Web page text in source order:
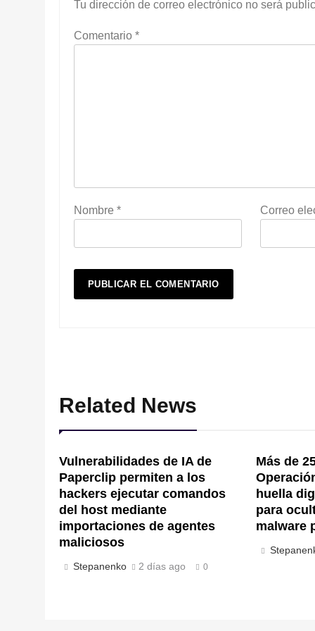
Tu dirección de correo electrónico no será
Comentario *
Nombre * Correo
Related News
Vulnerabilidades de IA de
Paperclip permiten a los
hackers ejecutar comandos
del host mediante
importaciones de agentes
maliciosos
Stepanenko 2 días ago 0
Más de
huella
para
malware